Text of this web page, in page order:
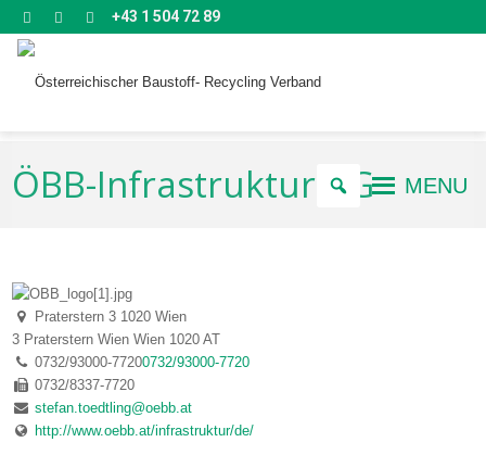
+43 1 504 72 89
MENU
ÖBB-Infrastruktur AG
Praterstern 3 1020 Wien
3 Praterstern Wien Wien 1020 AT
0732/93000-77200732/93000-7720
0732/8337-7720
stefan.toedtling@oebb.at
http://www.oebb.at/infrastruktur/de/